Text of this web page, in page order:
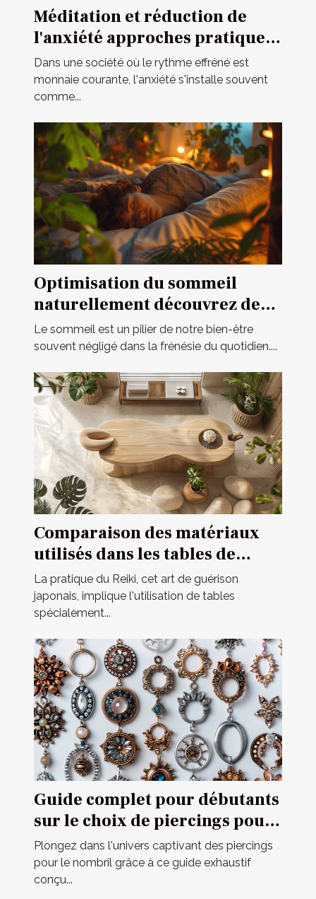
Méditation et réduction de
l'anxiété approches pratiques
pour un esprit apaisé
Dans une société où le rythme effréné est
monnaie courante, l'anxiété s'installe souvent
comme...
Optimisation du sommeil
naturellement découvrez des
techniques méconnues pour
améliorer la qualité de vos
nuits
Le sommeil est un pilier de notre bien-être
souvent négligé dans la frénésie du quotidien....
Comparaison des matériaux
utilisés dans les tables de
massage reiki
La pratique du Reiki, cet art de guérison
japonais, implique l'utilisation de tables
spécialement...
Guide complet pour débutants
sur le choix de piercings pour
le nombril
Plongez dans l'univers captivant des piercings
pour le nombril grâce à ce guide exhaustif
conçu...